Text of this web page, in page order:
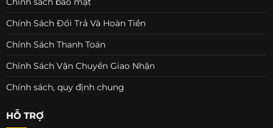
Chính Sách Đổi Trả Và Hoàn Tiền
Chính Sách Thanh Toán
Chính Sách Vận Chuyển Giao Nhận
Chính sách, quy định chung
HỖ TRỢ